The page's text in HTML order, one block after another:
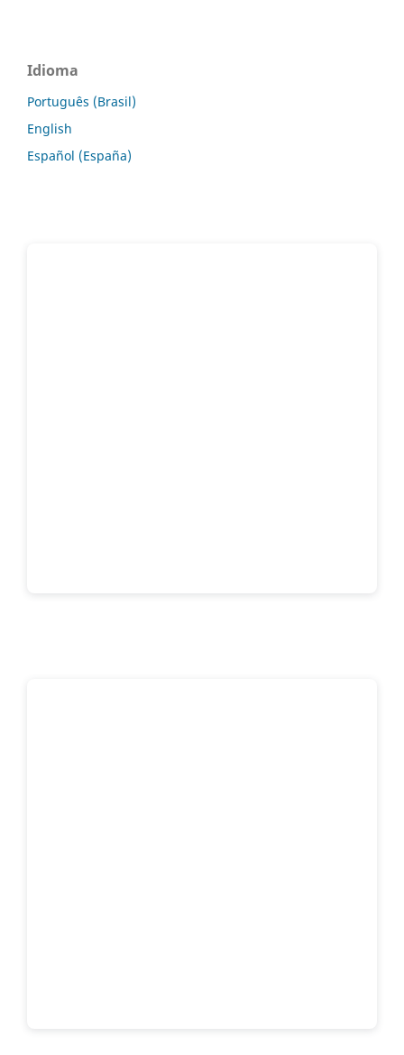
Idioma
Português (Brasil)
English
Español (España)